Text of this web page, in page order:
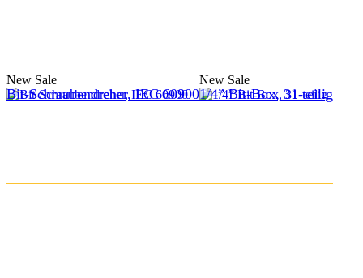
New Sale
Bit-Schraubendreher, IEC 60900
New Sale
1/4” Bit-Box, 31-teilig